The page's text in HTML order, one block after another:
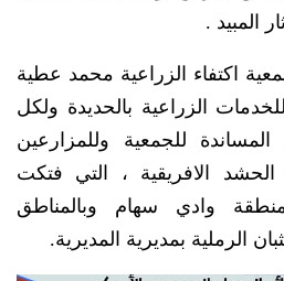
المبيد .
اكتفاء الزراعية محمد عطية
الزراعية بالحديدة ولكل
للجمعية وللمزارعين
الافريقية ، التي فتكت
وادي سهام وبالمناطق
الرملية بمديرية المديرية.